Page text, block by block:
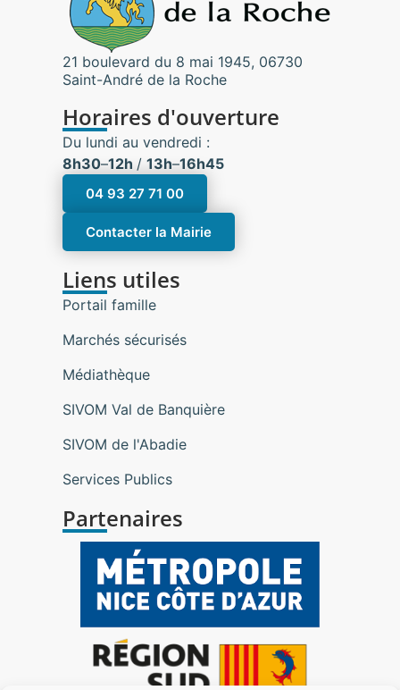
21 boulevard du 8 mai 1945, 06730
Saint-André de la Roche
Horaires d'ouverture
Du lundi au vendredi :
8h30–12h / 13h–16h45
04 93 27 71 00
Contacter la Mairie
Liens utiles
Portail famille
Marchés sécurisés
Médiathèque
SIVOM Val de Banquière
SIVOM de l'Abadie
Services Publics
Partenaires